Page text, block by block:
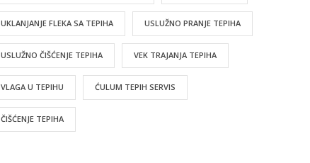
UKLANJANJE FLEKA SA TEPIHA USLUŽNO PRANJE TEPIHA
USLUŽNO ČIŠĆENJE TEPIHA VEK TRAJANJA TEPIHA
VLAGA U TEPIHU ĆULUM TEPIH SERVIS
ČIŠĆENJE TEPIHA